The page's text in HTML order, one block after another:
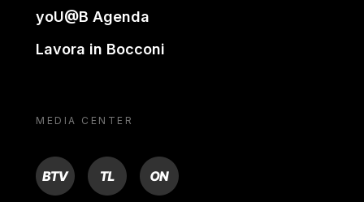
yoU@B Agenda
Lavora in Bocconi
MEDIA CENTER
BTV TL ON